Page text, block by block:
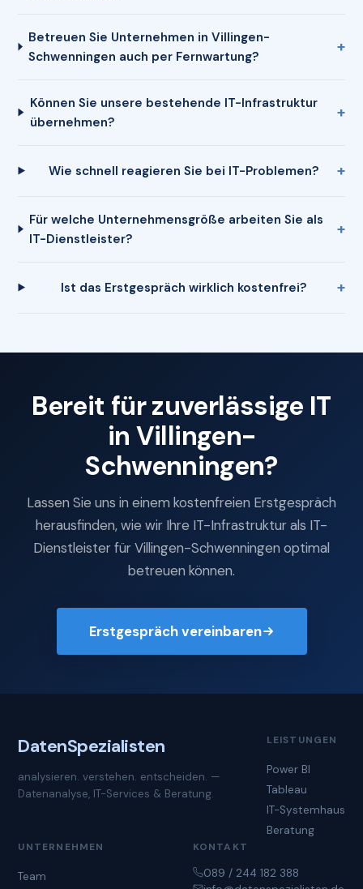
Betreuen Sie Unternehmen in Villingen-
Schwenningen auch per Fernwartung?
Können Sie unsere bestehende IT-Infrastruktur
übernehmen?
Wie schnell reagieren Sie bei IT-Problemen?
Für welche Unternehmensgröße arbeiten Sie als
IT-Dienstleister?
Ist das Erstgespräch wirklich kostenfrei?
Bereit für zuverlässige IT
in Villingen-
Schwenningen?
Lassen Sie uns in einem kostenfreien Erstgespräch
herausfinden, wie wir Ihre IT-Infrastruktur als IT-
Dienstleister für Villingen-Schwenningen optimal
betreuen können.
Erstgespräch vereinbaren
DatenSpezialisten
analysieren. verstehen. entscheiden. —
Datenanalyse, IT-Services & Beratung.
LEISTUNGEN
Power BI
Tableau
IT-Systemhaus
Beratung
UNTERNEHMEN
Team
KONTAKT
089 / 244 182 388